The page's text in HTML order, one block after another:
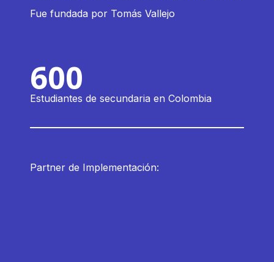
Fue fundada por Tomás Vallejo
600
Estudiantes de secundaria en Colombia
Partner de Implementación: